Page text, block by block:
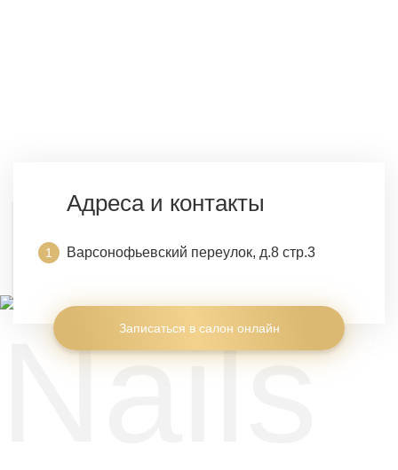
Адреса и контакты
Варсонофьевский переулок, д.8 стр.3
Записаться в салон онлайн